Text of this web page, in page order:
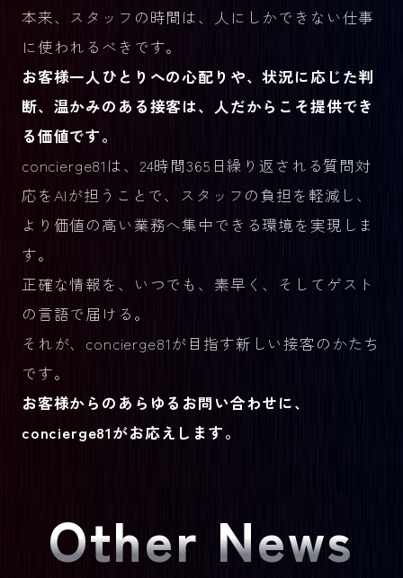
本来、スタッフの時間は、人にしかできない仕事
に使われるべきです。
お客様一人ひとりへの心配りや、状況に応じた判
断、温かみのある接客は、人だからこそ提供でき
る価値です。
concierge81は、24時間365日繰り返される質問対
応をAIが担うことで、スタッフの負担を軽減し、
より価値の高い業務へ集中できる環境を実現しま
す。
正確な情報を、いつでも、素早く、そしてゲスト
の言語で届ける。
それが、concierge81が目指す新しい接客のかたち
です。
お客様からのあらゆるお問い合わせに、
concierge81がお応えします。
Other News